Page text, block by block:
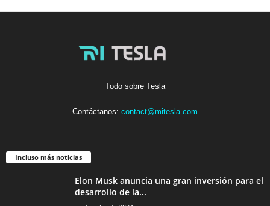
Todo sobre Tesla
Contáctanos: contact@mitesla.com
Incluso más noticias
Elon Musk anuncia una gran inversión para el
desarrollo de la...